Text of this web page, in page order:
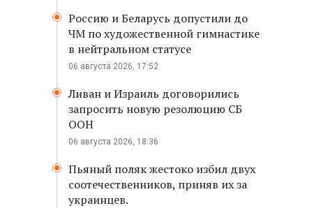
Россию и Беларусь допустили до
ЧМ по художественной гимнастике
в нейтральном статусе
06 августа 2026, 17:52
Ливан и Израиль договорились
запросить новую резолюцию СБ
ООН
06 августа 2026, 18:36
Пьяный поляк жестоко избил двух
соотечественников, приняв их за
украинцев.